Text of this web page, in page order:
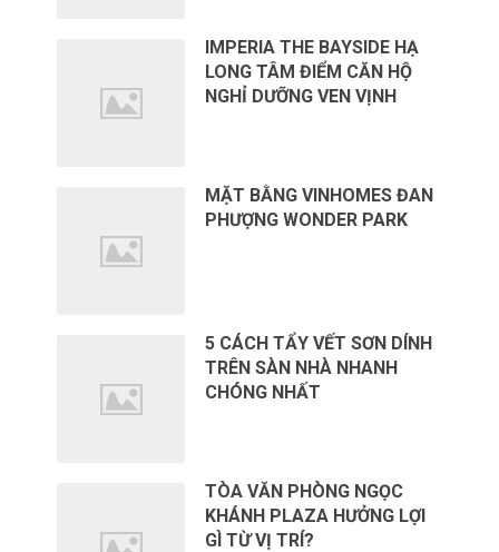
IMPERIA THE BAYSIDE HẠ
LONG TÂM ĐIỂM CĂN HỘ
NGHỈ DƯỠNG VEN VỊNH
MẶT BẰNG VINHOMES ĐAN
PHƯỢNG WONDER PARK
5 CÁCH TẨY VẾT SƠN DÍNH
TRÊN SÀN NHÀ NHANH
CHÓNG NHẤT
TÒA VĂN PHÒNG NGỌC
KHÁNH PLAZA HƯỞNG LỢI
GÌ TỪ VỊ TRÍ?